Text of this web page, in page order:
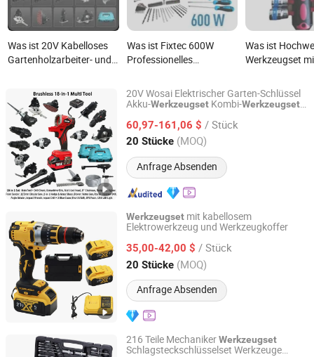
Was ist 20V Kabelloses
Gartenholzarbeiter- und
ohne Batterie und
Ladegerät
Was ist Fixtec 600W
Professionelles
Combo-Kit mit 50PCS
Handwerkzeug-Set für
Was ist
Werkzeugset
Schlüssel
20V Wosai Elektrischer Garten-Schlüssel
Akku-Werkzeugset Kombi-Werkzeugsets
60,97-161,06 $ / Stück
20 Stücke (MOQ)
Anfrage Absenden
Qidong Edge Tool Co., Ltd.
Jiangsu, China Seit 2021
Werkzeugset mit kabellosem
Elektrowerkzeug und Werkzeugkoffer
35,00-42,00 $ / Stück
20 Stücke (MOQ)
Anfrage Absenden
Hong Kong Lonely Warrior Technology Co., Limited
Hubei, China Seit 2025
216 Teile MechanikerWerkzeugset
Schlagsteckschlüsselset Werkzeuge